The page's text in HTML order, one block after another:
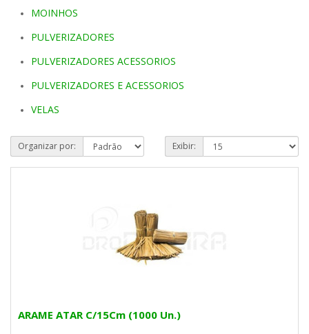
MOINHOS
PULVERIZADORES
PULVERIZADORES ACESSORIOS
PULVERIZADORES E ACESSORIOS
VELAS
Organizar por: Exibir:
ARAME ATAR C/15Cm (1000 Un.)